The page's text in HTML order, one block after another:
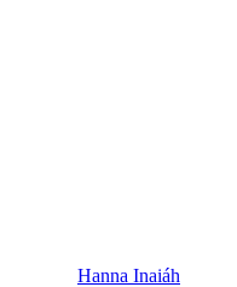
Hanna Inaiáh